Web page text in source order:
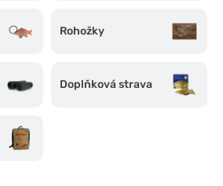
Rohožky
Doplňková strava